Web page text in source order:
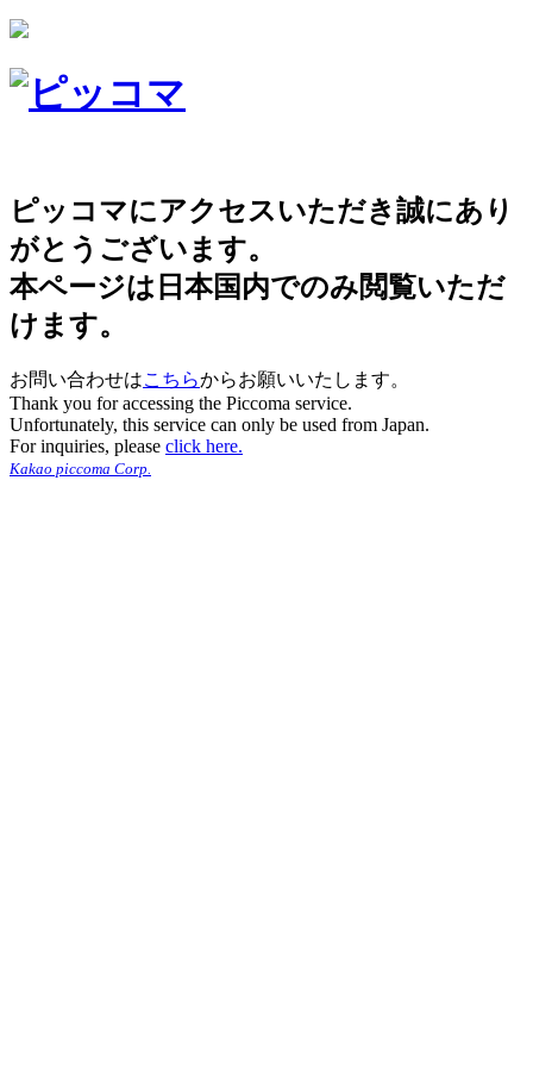
ピッコマにアクセスいただき誠にあり
がとうございます。
本ページは日本国内でのみ閲覧いただ
けます。
お問い合わせはこちらからお願いいたします。
Thank you for accessing the Piccoma service.
Unfortunately, this service can only be used from Japan.
For inquiries, please click here.
Kakao piccoma Corp.